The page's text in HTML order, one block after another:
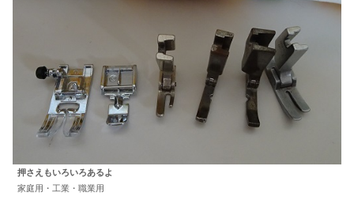
押さえもいろいろあるよ
家庭用・工業・職業用